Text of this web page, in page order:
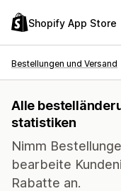
Shopify App Store
Bestellungen und Versand
Alle
statistiken
Nimm
bearbeite
Rabatte an.